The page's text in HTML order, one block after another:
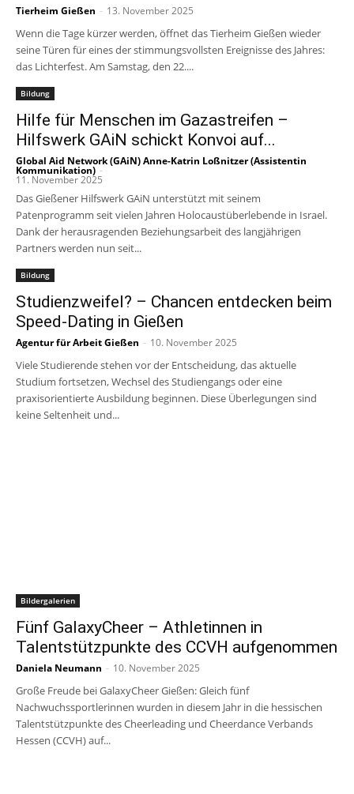
Tierheim Gießen - 13. November 2025
Wenn die Tage kürzer werden, öffnet das Tierheim Gießen wieder
seine Türen für eines der stimmungsvollsten Ereignisse des Jahres:
das Lichterfest. Am Samstag, den 22....
Bildung
Hilfe für Menschen im Gazastreifen –
Hilfswerk GAiN schickt Konvoi auf...
Global Aid Network (GAiN) Anne-Katrin Loßnitzer (Assistentin
Kommunikation) -
11. November 2025
Das Gießener Hilfswerk GAiN unterstützt mit seinem
Patenprogramm seit vielen Jahren Holocaustüberlebende in Israel.
Dank der herausragenden Beziehungsarbeit des langjährigen
Partners werden nun seit...
Bildung
Studienzweifel? – Chancen entdecken beim
Speed-Dating in Gießen
Agentur für Arbeit Gießen - 10. November 2025
Viele Studierende stehen vor der Entscheidung, das aktuelle
Studium fortsetzen, Wechsel des Studiengangs oder eine
praxisorientierte Ausbildung beginnen. Diese Überlegungen sind
keine Seltenheit und...
Bildergalerien
Fünf GalaxyCheer – Athletinnen in
Talentstützpunkte des CCVH aufgenommen
Daniela Neumann - 10. November 2025
Große Freude bei GalaxyCheer Gießen: Gleich fünf
Nachwuchssportlerinnen wurden in diesem Jahr in die hessischen
Talentstützpunkte des Cheerleading und Cheerdance Verbands
Hessen (CCVH) auf...